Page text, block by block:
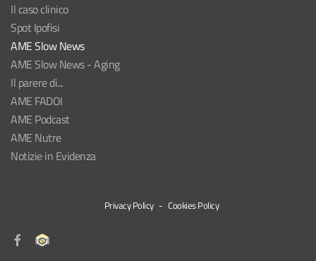
Il caso clinico
Spot Ipofisi
AME Slow News
AME Slow News - Aging
Il parere di...
AME FADOI
AME Podcast
AME Nutre
Notizie in Evidenza
Privacy Policy-Cookies Policy